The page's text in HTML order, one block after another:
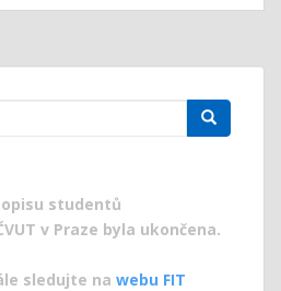
studentů
v Praze byla ukončena.
sledujte na webu FIT